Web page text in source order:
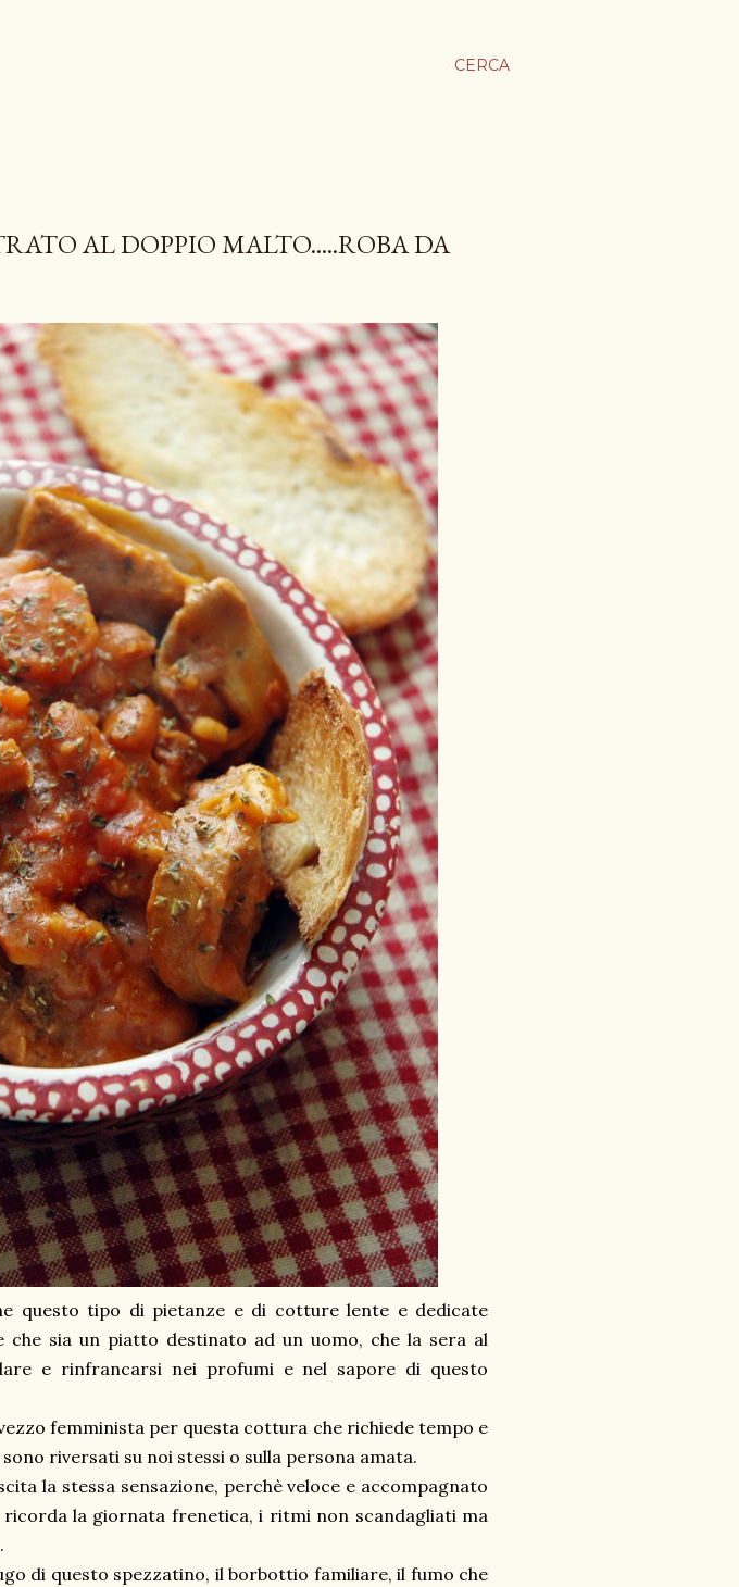
CERCA
AL DOPPIO MALTO.....ROBA DA
questo tipo di pietanze e di cotture lente e dedicate
che sia un piatto destinato ad un uomo, che la sera al
e rinfrancarsi nei profumi e nel sapore di questo
femminista per questa cottura che richiede tempo e
riversati su noi stessi o sulla persona amata.
la stessa sensazione, perchè veloce e accompagnato
la giornata frenetica, i ritmi non scandagliati ma
di questo spezzatino, il borbottio familiare, il fumo che